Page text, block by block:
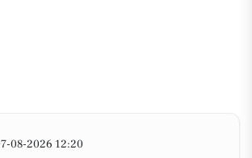
08-2026 12:20